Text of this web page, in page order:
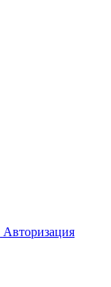
Авторизация